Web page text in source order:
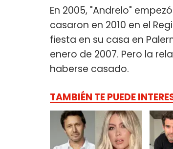
En 2005, "Andrelo"
casaron en 2010 en el
fiesta en su casa en
enero de 2007. Pero la
haberse casado.
TAMBIÉN TE PUEDE